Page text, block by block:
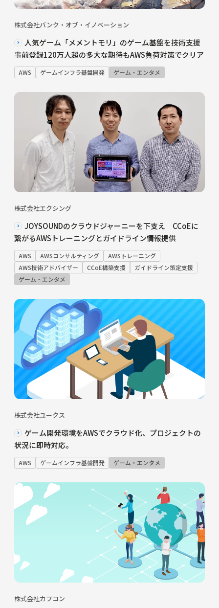
株式会社バンク・オブ・イノベーション
人気ゲーム「メメントモリ」のゲーム基盤を技術支援
事前登録120万人超の多大な期待もAWS負荷対策でクリア
AWS ゲームインフラ基盤開発 ゲーム・エンタメ
株式会社エクシング
JOYSOUNDのクラウドジャーニーを下支え CCoEに
繋がるAWSトレーニングとガイドライン情報提供
AWS AWSコンサルティング
AWSトレーニング
AWS技術アドバイザー
CCoE構築支援
ガイドライン策定支援
ゲーム・エンタメ
株式会社ユークス
ゲーム開発環境をAWSでクラウド化、プロジェクトの
状況に即時対応。
AWS ゲームインフラ基盤開発 ゲーム・エンタメ
株式会社カプコン